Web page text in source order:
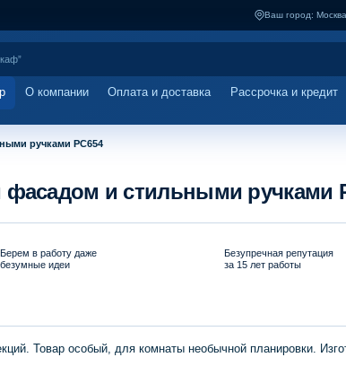
Ваш город: Москва
О компании Оплата и доставка Рассрочка и кредит
ручками PC654
и стильными ручками
Берем в работу даже
безумные идеи
Безупречная репутация
за 15 лет работы
Товар особый, для комнаты необычной планировки.